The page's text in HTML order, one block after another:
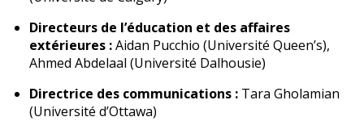
Directeurs de l’éducation et des affaires
extérieures :Aidan Pucchio (Université Queen’s),
Ahmed Abdelaal (Université Dalhousie)
Directrice des communications : Tara Gholamian
(Université d’Ottawa)